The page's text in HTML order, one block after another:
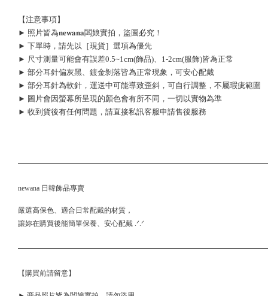
【注意事項】
► 照片皆為𝐧𝐞𝐰𝐚𝐧𝐚闆娘實拍，盜圖必究！
► 下單時，請先以［現貨］選項為優先
► 尺寸測量可能會有誤差0.5~1cm(飾品)、1-2cm(服飾)皆為正常
► 部分耳針偏灰黑、鍍金剝落皆為正常現象，可安心配戴
► 部分耳針為軟針，運送中可能導致歪斜，可自行調整，不屬瑕疵範圍
► 圖片會因螢幕所呈現的顏色會有所不同，一切以實物為準
► 收到貨後有任何問題，請直接私訊客服申請售後服務
newana 日韓飾品專賣
嚴選高保色、適合日常配戴的材質，
讓妳在購買後能簡單保養、安心配戴 .ᐟ.ᐟ
【購買前請留意】